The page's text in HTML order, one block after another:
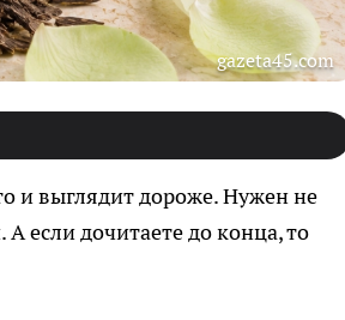
gazeta45.com
и выглядит дороже. Нужен не
если дочитаете до конца, то